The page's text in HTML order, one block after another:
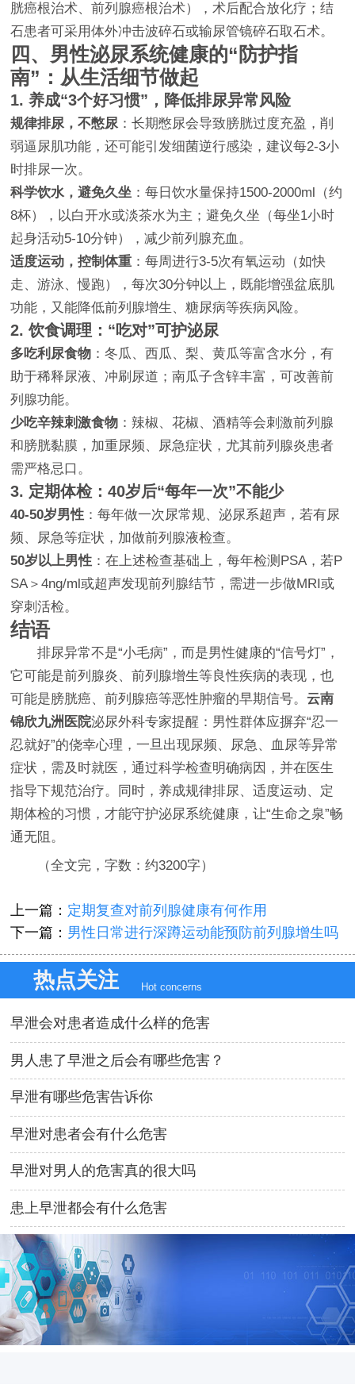
胱癌根治术、前列腺癌根治术），术后配合放化疗；结
石患者可采用体外冲击波碎石或输尿管镜碎石取石术。
四、男性泌尿系统健康的“防护指
南”：从生活细节做起
1. 养成“3个好习惯”，降低排尿异常风险
规律排尿，不憋尿 ：长期憋尿会导致膀胱过度充盈，削
弱逼尿肌功能，还可能引发细菌逆行感染，建议每2-3小
时排尿一次。
科学饮水，避免久坐 ：每日饮水量保持1500-2000ml（约
8杯），以白开水或淡茶水为主；避免久坐（每坐1小时
起身活动5-10分钟），减少前列腺充血。
适度运动，控制体重 ：每周进行3-5次有氧运动（如快
走、游泳、慢跑），每次30分钟以上，既能增强盆底肌
功能，又能降低前列腺增生、糖尿病等疾病风险。
2. 饮食调理：“吃对”可护泌尿
多吃利尿食物 ：冬瓜、西瓜、梨、黄瓜等富含水分，有
助于稀释尿液、冲刷尿道；南瓜子含锌丰富，可改善前
列腺功能。
少吃辛辣刺激食物 ：辣椒、花椒、酒精等会刺激前列腺
和膀胱黏膜，加重尿频、尿急症状，尤其前列腺炎患者
需严格忌口。
3. 定期体检：40岁后“每年一次”不能少
40-50岁男性 ：每年做一次尿常规、泌尿系超声，若有尿
频、尿急等症状，加做前列腺液检查。
50岁以上男性 ：在上述检查基础上，每年检测PSA，若P
SA＞4ng/ml或超声发现前列腺结节，需进一步做MRI或
穿刺活检。
结语
排尿异常不是“小毛病”，而是男性健康的“信号灯”，
它可能是前列腺炎、前列腺增生等良性疾病的表现，也
可能是膀胱癌、前列腺癌等恶性肿瘤的早期信号。云南
锦欣九洲医院泌尿外科专家提醒：男性群体应摒弃“忍一
忍就好”的侥幸心理，一旦出现尿频、尿急、血尿等异常
症状，需及时就医，通过科学检查明确病因，并在医生
指导下规范治疗。同时，养成规律排尿、适度运动、定
期体检的习惯，才能守护泌尿系统健康，让“生命之泉”畅
通无阻。
（全文完，字数：约3200字）
上一篇： 定期复查对前列腺健康有何作用
下一篇： 男性日常进行深蹲运动能预防前列腺增生吗
热点关注 Hot concerns
早泄会对患者造成什么样的危害
男人患了早泄之后会有哪些危害？
早泄有哪些危害告诉你
早泄对患者会有什么危害
早泄对男人的危害真的很大吗
患上早泄都会有什么危害